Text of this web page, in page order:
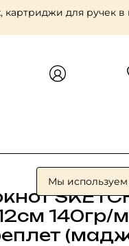
картриджи для ручек в
140гр/
Мы используем